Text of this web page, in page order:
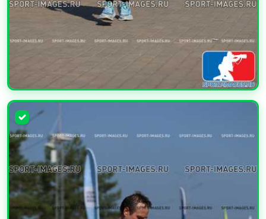
УВЕЛИЧИТЬ